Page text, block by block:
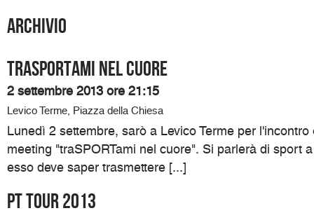
Archivio
traSPORTami nel cuore
2 settembre 2013 ore 21:15
Levico Terme, Piazza della Chiesa
Lunedì 2 settembre, sarò a Levico Terme per
meeting "traSPORTami nel cuore". Si parlerà di sport
esso deve saper trasmettere [...]
Pt Tour 2013